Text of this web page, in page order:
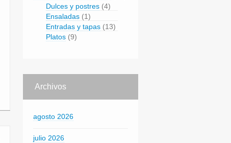
Dulces y postres(4)
Ensaladas(1)
Entradas y tapas(13)
Platos(9)
Archivos
agosto 2026
julio 2026